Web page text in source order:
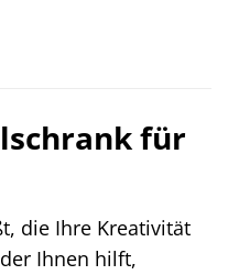
für
die Ihre Kreativität
Ihnen hilft,